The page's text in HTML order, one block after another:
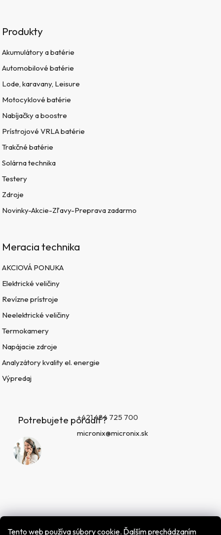
Tento web používa súbory cookie. Ďalším prechádzaním
Produkty
Akumulátory a batérie
Automobilové batérie
Lode, karavany, Leisure
Motocyklové batérie
Nabíjačky a boostre
Prístrojové VRLA batérie
Trakčné batérie
Solárna technika
Testery
Zdroje
Novinky-Akcie-Zľavy-Preprava zadarmo
Meracia technika
AKCIOVÁ PONUKA
Elektrické veličiny
Revízne prístroje
Neelektrické veličiny
Termokamery
Napájacie zdroje
Analyzátory kvality el. energie
Výpredaj
Potrebujete poradiť?+421 484 725 700
micronix@micronix.sk